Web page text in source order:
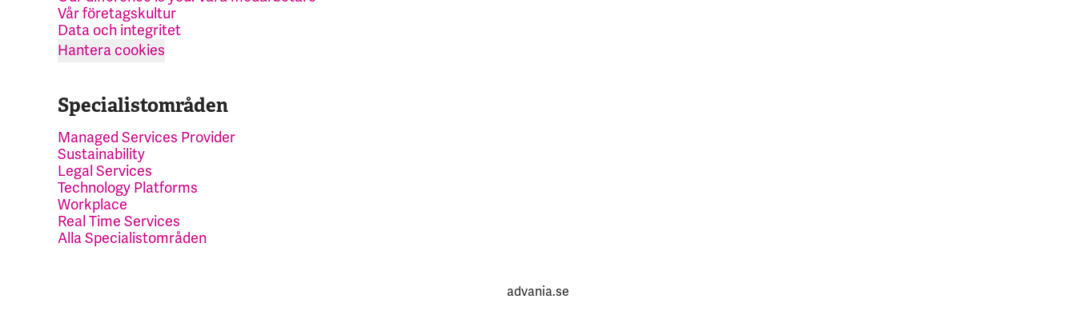
Vår företagskultur
Data och integritet
Hantera cookies
Specialistområden
Managed Services Provider
Sustainability
Legal Services
Technology Platforms
Workplace
Real Time Services
Alla Specialistområden
advania.se